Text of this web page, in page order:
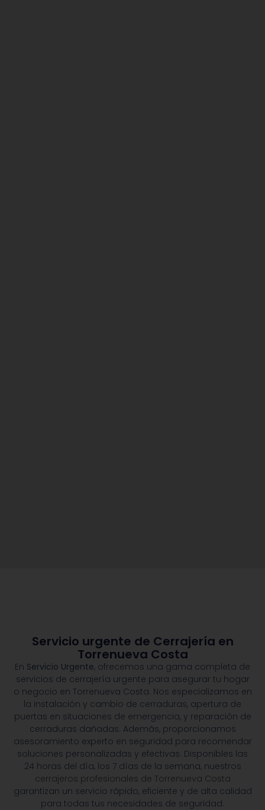
Servicio urgente de Cerrajería en
Torrenueva Costa
En Servicio Urgente, ofrecemos una gama completa de
servicios de cerrajería urgente para asegurar tu hogar
o negocio en Torrenueva Costa. Nos especializamos en
la instalación y cambio de cerraduras, apertura de
puertas en situaciones de emergencia, y reparación de
cerraduras dañadas. Además, proporcionamos
asesoramiento experto en seguridad para recomendar
soluciones personalizadas y efectivas. Disponibles las
24 horas del día, los 7 días de la semana, nuestros
cerrajeros profesionales de Torrenueva Costa
garantizan un servicio rápido, eficiente y de alta calidad
para todas tus necesidades de seguridad.